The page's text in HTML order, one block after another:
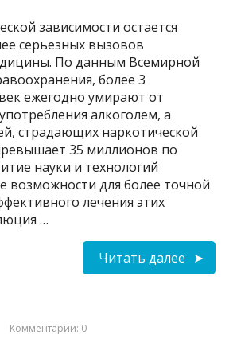
зависимости остается
серьезных вызовов
По данным Всемирной
более 3
ежегодно умирают от
алкоголем, а
страдающих наркотической
35 миллионов по
науки и технологий
возможности для более точной
лечения этих
…
Читать далее
Комментарии: 0